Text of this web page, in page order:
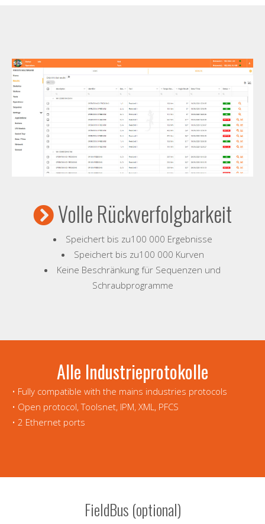
Volle Rückverfolgbarkeit
Speichert bis zu100 000 Ergebnisse
Speichert bis zu100 000 Kurven
Keine Beschränkung für Sequenzen und
Schraubprogramme
Alle Industrieprotokolle
• Fully compatible with the mains industries protocols
• Open protocol, Toolsnet, IPM, XML, PFCS
• 2 Ethernet ports
FieldBus (optional)